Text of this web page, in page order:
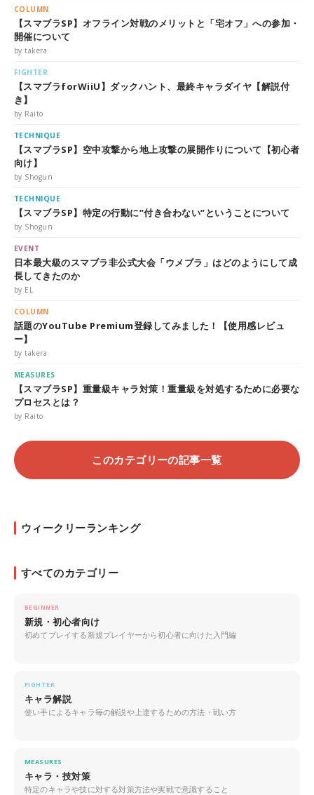
COLUMN
【スマブラSP】オフライン対戦のメリットと「宅オフ」への参加・
開催について
by takera
FIGHTER
【スマブラforWiiU】ダックハント、最終キャラダイヤ【解説付
き】
by Raito
TECHNIQUE
【スマブラSP】空中攻撃から地上攻撃の展開作りについて【初心者
向け】
by Shogun
TECHNIQUE
【スマブラSP】特定の行動に”付き合わない”ということについて
by Shogun
EVENT
日本最大級のスマブラ非公式大会「ウメブラ」はどのようにして成
長してきたのか
by EL
COLUMN
話題のYouTube Premium登録してみました！【使用感レビュ
ー】
by takera
MEASURES
【スマブラSP】重量級キャラ対策！重量級を対処するために必要な
プロセスとは？
by Raito
このカテゴリーの記事一覧
ウィークリーランキング
すべてのカテゴリー
BEGINNER
新規・初心者向け
初めてプレイする新規プレイヤーから初心者に向けた入門編
FIGHTER
キャラ解説
使い手によるキャラ毎の解説や上達するための方法・戦い方
MEASURES
キャラ・技対策
特定のキャラや技に対する対策方法や実戦で意識すること